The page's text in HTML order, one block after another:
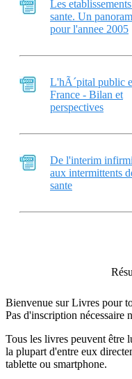
Les
sante. Un
pour l'annee 2005
L'hÃ´pital public
France - Bilan et
perspectives
De l'interim
aux intermittents
sante
Bienvenue sur Livres pour
Pas d'inscription nécessaire
Tous les livres peuvent être
la plupart d'entre eux
tablette ou smartphone.